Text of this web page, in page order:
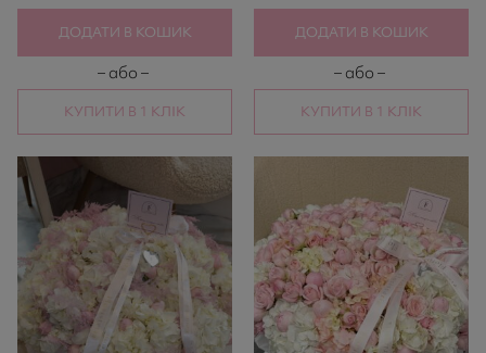
– або –
КУПИТИ В 1 КЛІК
ДОДАТИ В КОШИК
– або –
КУПИТИ В 1 КЛІК
ДОДАТИ В КОШИК